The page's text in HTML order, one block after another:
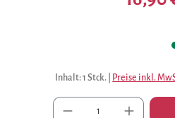
Inhalt:1 Stck. Preise inkl.